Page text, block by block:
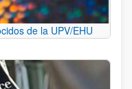
de la UPV/EHU